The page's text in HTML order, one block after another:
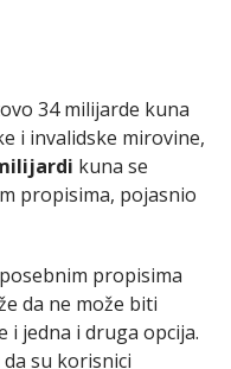
34 milijarde kuna
i invalidske mirovine,
kuna se
propisima, pojasnio
propisima
da ne može biti
i jedna i druga opcija.
su korisnici